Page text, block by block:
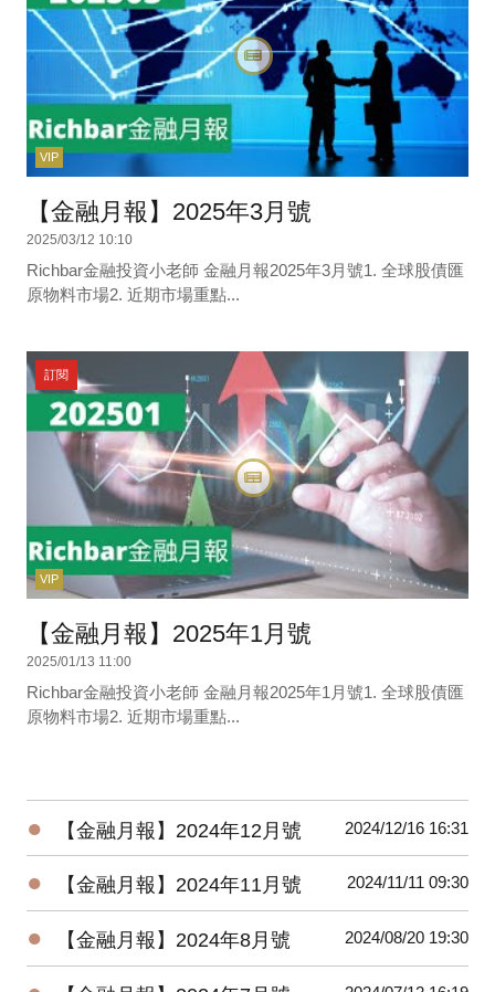
VIP
【金融月報】2025年3月號
2025/03/12 10:10
Richbar金融投資小老師 金融月報2025年3月號1. 全球股債匯
原物料市場2. 近期市場重點...
VIP
訂閱
【金融月報】2025年1月號
2025/01/13 11:00
Richbar金融投資小老師 金融月報2025年1月號1. 全球股債匯
原物料市場2. 近期市場重點...
● 【金融月報】2024年12月號 2024/12/16 16:31
● 【金融月報】2024年11月號 2024/11/11 09:30
● 【金融月報】2024年8月號 2024/08/20 19:30